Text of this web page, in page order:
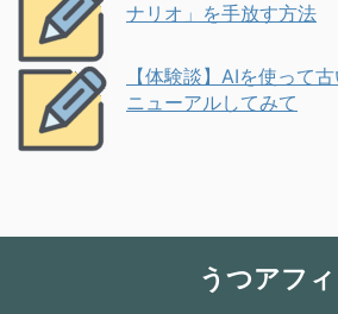
ナリオ」を手放す方法
【体験談】AIを使って
ニューアルしてみて
うつアフィ